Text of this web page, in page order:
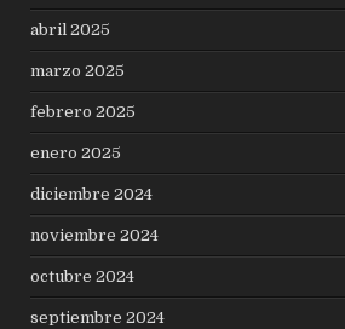
abril 2025
marzo 2025
febrero 2025
enero 2025
diciembre 2024
noviembre 2024
octubre 2024
septiembre 2024